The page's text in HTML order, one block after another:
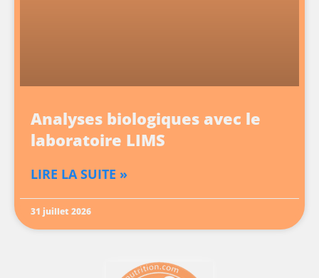
Analyses biologiques avec le
laboratoire LIMS
LIRE LA SUITE »
31 juillet 2026